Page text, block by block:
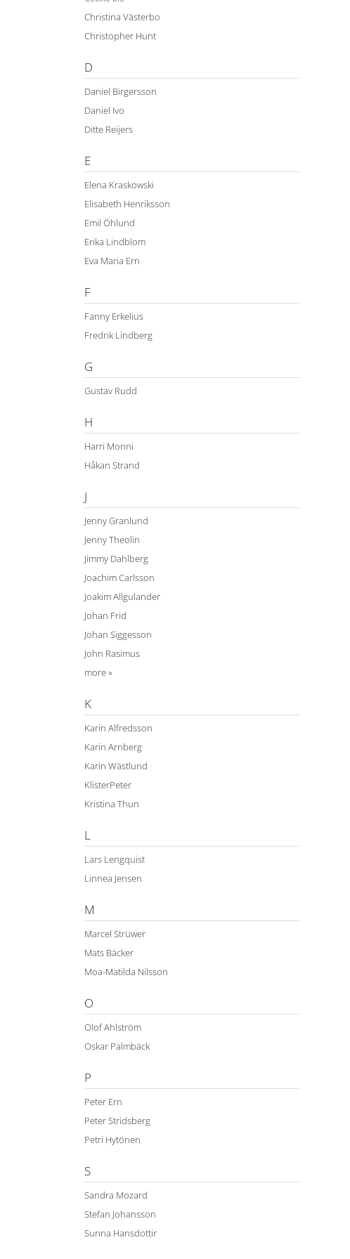
Christina Västerbo
Christopher Hunt
D
Daniel Birgersson
Daniel Ivo
Ditte Reijers
E
Elena Kraskowski
Elisabeth Henriksson
Emil Öhlund
Erika Lindblom
Eva Maria Ern
F
Fanny Erkelius
Fredrik Lindberg
G
Gustav Rudd
H
Harri Monni
Håkan Strand
J
Jenny Granlund
Jenny Theolin
Jimmy Dahlberg
Joachim Carlsson
Joakim Allgulander
Johan Frid
Johan Siggesson
John Rasimus
more »
K
Karin Alfredsson
Karin Arnberg
Karin Wästlund
KlisterPeter
Kristina Thun
L
Lars Lengquist
Linnea Jensen
M
Marcel Strüwer
Mats Bäcker
Moa-Matilda Nilsson
O
Olof Ahlström
Oskar Palmbäck
P
Peter Ern
Peter Stridsberg
Petri Hytönen
S
Sandra Mozard
Stefan Johansson
Sunna Hansdottir